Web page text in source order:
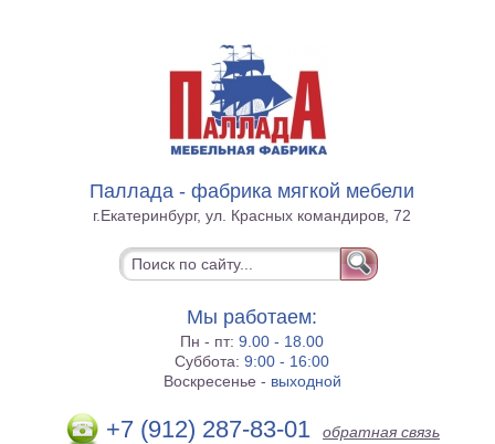
Паллада - фабрика мягкой мебели
г.Екатеринбург, ул. Красных командиров, 72
Мы работаем:
Пн - пт:9.00 - 18.00
Суббота:9:00 - 16:00
Воскресенье - выходной
+7 (912) 287-83-01 обратная связь